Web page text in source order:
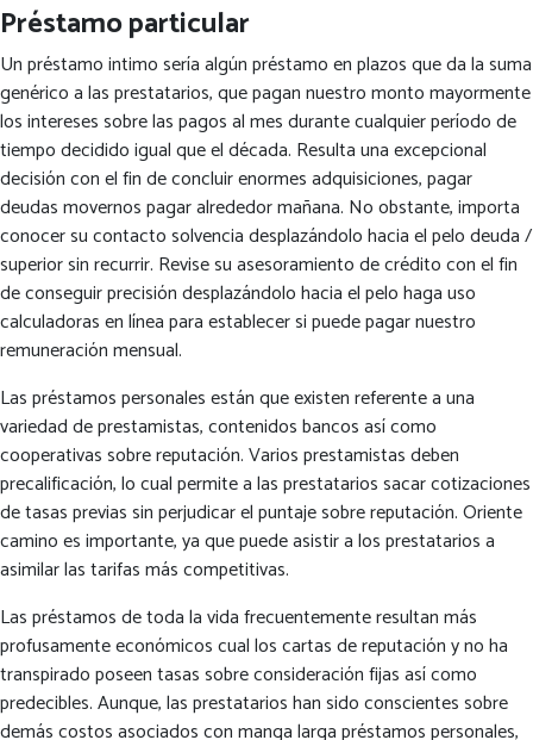
Préstamo particular
Un préstamo intimo serí­a algún préstamo en plazos que da la suma
genérico a las prestatarios, que pagan nuestro monto mayormente
los intereses sobre las pagos al mes durante cualquier período de
tiempo decidido igual que el década. Resulta una excepcional
decisión con el fin de concluir enormes adquisiciones, pagar
deudas movernos pagar alrededor mañana. No obstante, importa
conocer su contacto solvencia desplazándolo hacia el pelo deuda /
superior sin recurrir. Revise su asesoramiento de crédito con el fin
de conseguir precisión desplazándolo hacia el pelo haga uso
calculadoras en línea para establecer si puede pagar nuestro
remuneración mensual.
Las préstamos personales están que existen referente a una
variedad de prestamistas, contenidos bancos así­ como
cooperativas sobre reputación. Varios prestamistas deben
precalificación, lo cual permite a las prestatarios sacar cotizaciones
de tasas previas sin perjudicar el puntaje sobre reputación. Oriente
camino es importante, ya que puede asistir a los prestatarios a
asimilar las tarifas más competitivas.
Las préstamos de toda la vida frecuentemente resultan más
profusamente económicos cual los cartas de reputación y no ha
transpirado poseen tasas sobre consideración fijas así­ como
predecibles. Aunque, las prestatarios han sido conscientes sobre
demás costos asociados con manga larga préstamos personales,